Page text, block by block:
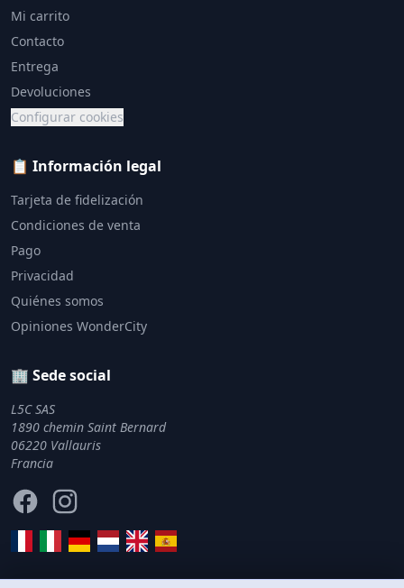
Mi carrito
Contacto
Entrega
Devoluciones
Configurar cookies
📋 Información legal
Tarjeta de fidelización
Condiciones de venta
Pago
Privacidad
Quiénes somos
Opiniones WonderCity
🏢 Sede social
L5C SAS
1890 chemin Saint Bernard
06220 Vallauris
Francia
FacebookInstagram